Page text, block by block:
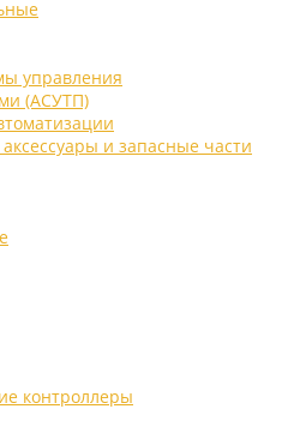
управления
(АСУТП)
и запасные части
контроллеры